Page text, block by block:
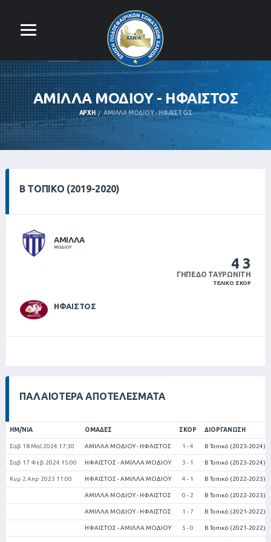
ΑΜΙΛΛΑ ΜΟΔΙΟΥ - ΗΦΑΙΣΤΟΣ
ΑΡΧΉ ΑΜΙΛΛΑ ΜΟΔΙΟΥ - ΗΦΑΙΣΤΟΣ
Β ΤΟΠΙΚΌ (2019-2020)
ΑΜΙΛΛΑ
ΜΟΔΙΟΥ
43
ΓΉΠΕΔΟ ΤΑΥΡΩΝΊΤΗ
ΤΕΛΙΚΌ ΣΚΟΡ
ΗΦΑΙΣΤΟΣ
ΠΑΛΑΙΌΤΕΡΑ ΑΠΟΤΕΛΈΣΜΑΤΑ
ΗΜ/ΝΊΑ ΟΜΆΔΕΣ ΣΚΟΡ ΔΙΟΡΓΆΝΩΣΗ
Σαβ 18 Μαΐ 2024 17:30 ΑΜΙΛΛΑ ΜΟΔΙΟΥ - ΗΦΑΙΣΤΟΣ 1 - 4 Β Τοπικό (2023-2024)
Σαβ 17 Φεβ 2024 15:00 ΗΦΑΙΣΤΟΣ - ΑΜΙΛΛΑ ΜΟΔΙΟΥ 3 - 1 Β Τοπικό (2023-2024)
Κυρ 2 Απρ 2023 11:00 ΗΦΑΙΣΤΟΣ - ΑΜΙΛΛΑ ΜΟΔΙΟΥ 4 - 1 Β Τοπικό (2022-2023)
ΑΜΙΛΛΑ ΜΟΔΙΟΥ - ΗΦΑΙΣΤΟΣ 0 - 2 Β Τοπικό (2022-2023)
ΑΜΙΛΛΑ ΜΟΔΙΟΥ - ΗΦΑΙΣΤΟΣ 1 - 7 Β Τοπικό (2021-2022)
ΗΦΑΙΣΤΟΣ - ΑΜΙΛΛΑ ΜΟΔΙΟΥ 5 - 0 Β Τοπικό (2021-2022)